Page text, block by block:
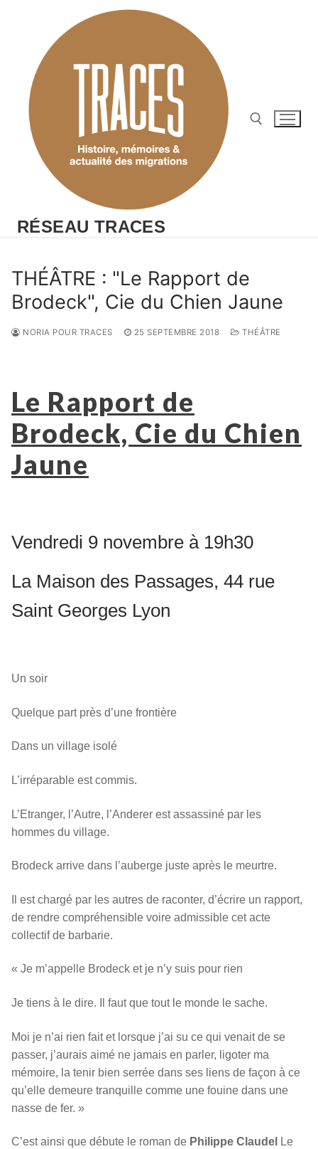
RÉSEAU TRACES
THÉÂTRE : "Le Rapport de
Brodeck", Cie du Chien Jaune
NORIA POUR TRACES 25 SEPTEMBRE 2018 THÉÂTRE
Le Rapport de
Brodeck, Cie du Chien
Jaune
Vendredi 9 novembre à 19h30
La Maison des Passages, 44 rue
Saint Georges Lyon
Un soir
Quelque part près d’une frontière
Dans un village isolé
L’irréparable est commis.
L’Etranger, l’Autre, l’Anderer est assassiné par les
hommes du village.
Brodeck arrive dans l’auberge juste après le meurtre.
Il est chargé par les autres de raconter, d’écrire un rapport,
de rendre compréhensible voire admissible cet acte
collectif de barbarie.
« Je m’appelle Brodeck et je n’y suis pour rien
Je tiens à le dire. Il faut que tout le monde le sache.
Moi je n’ai rien fait et lorsque j’ai su ce qui venait de se
passer, j’aurais aimé ne jamais en parler, ligoter ma
mémoire, la tenir bien serrée dans ses liens de façon à ce
qu’elle demeure tranquille comme une fouine dans une
nasse de fer. »
C’est ainsi que débute le roman de Philippe Claudel Le